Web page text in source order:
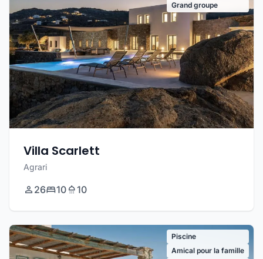
Grand groupe
Villa Scarlett
Agrari
26 10 10
Piscine
Amical pour la famille